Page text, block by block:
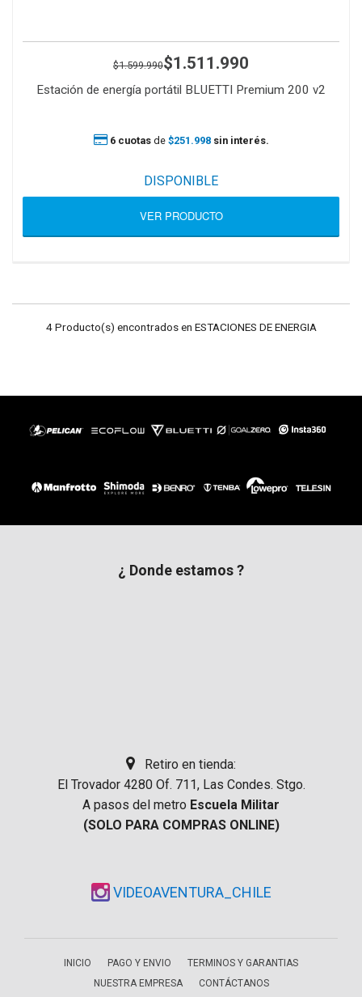
$1.599.990$1.511.990
Estación de energía portátil BLUETTI Premium 200 v2
6 cuotasde $251.998 sin interés.
DISPONIBLE
VER PRODUCTO
4 Producto(s) encontrados en ESTACIONES DE ENERGIA
¿ Donde estamos ?
Retiro en tienda:
El Trovador 4280 Of. 711, Las Condes. Stgo.
A pasos del metro Escuela Militar
(SOLO PARA COMPRAS ONLINE)
VIDEOAVENTURA_CHILE
INICIO PAGO Y ENVIO
TERMINOS Y GARANTIAS
NUESTRA EMPRESA
CONTÁCTANOS